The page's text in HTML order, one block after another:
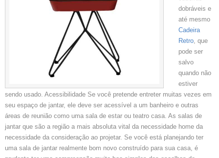
dobráveis e
até mesmo
Cadeira
Retro , que
pode ser
salvo
quando não
estiver
sendo usado. Acessibilidade Se você pretende entreter muitas vezes em
seu espaço de jantar, ele deve ser acessível a um banheiro e outras
áreas de reunião como uma sala de estar ou teatro casa. As salas de
jantar que são a região a mais absoluta vital da necessidade home da
necessidade da consideração ao projetar. Se você está planejando ter
uma sala de jantar realmente bom novo construído para sua casa, é